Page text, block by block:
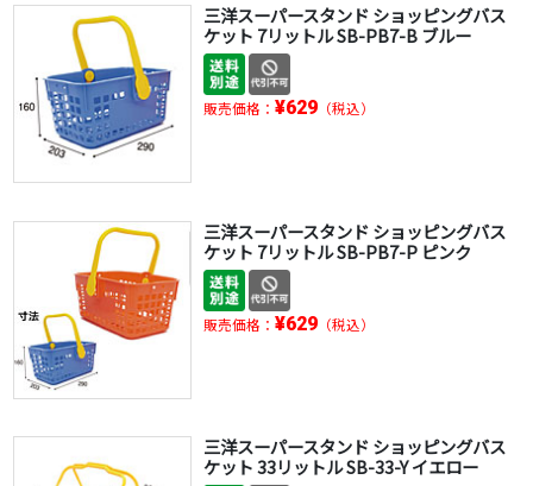
三洋スーパースタンド ショッピングバス
ケット 7リットル SB-PB7-B ブルー
販売価格： ¥629（税込）
三洋スーパースタンド ショッピングバス
ケット 7リットル SB-PB7-P ピンク
販売価格： ¥629（税込）
三洋スーパースタンド ショッピングバス
ケット 33リットル SB-33-Y イエロー